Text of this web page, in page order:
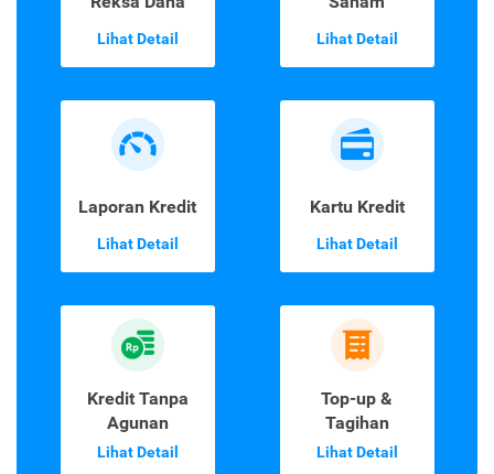
Lihat Detail Lihat Detail
Laporan Kredit
Lihat Detail
Kartu Kredit
Lihat Detail
Kredit Tanpa
Agunan
Lihat Detail
Top-up &
Tagihan
Lihat Detail